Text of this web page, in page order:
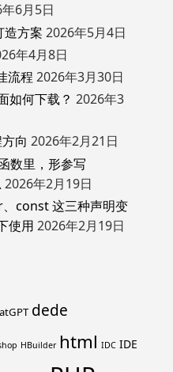
6月5日
造方案 2026年5月4日
年4月8日
流程 2026年3月30日
如何下载？ 2026年3
向 2026年2月21日
数里，形参写
2026年2月19日
const 这三种声明变
使用 2026年2月19日
dede
HBuilder html IDC IDE